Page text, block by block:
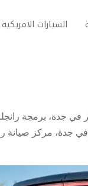
السيارات الامريكية
في جدة، برمجة
في جدة، مركز صيانة